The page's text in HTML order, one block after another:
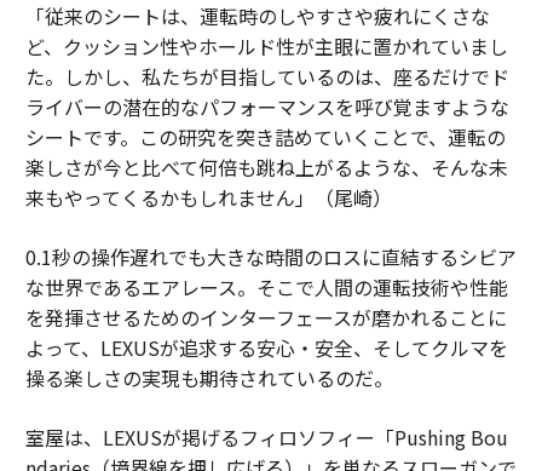
「従来のシートは、運転時のしやすさや疲れにくさな
ど、クッション性やホールド性が主眼に置かれていまし
た。しかし、私たちが目指しているのは、座るだけでド
ライバーの潜在的なパフォーマンスを呼び覚ますような
シートです。この研究を突き詰めていくことで、運転の
楽しさが今と比べて何倍も跳ね上がるような、そんな未
来もやってくるかもしれません」（尾崎）
0.1秒の操作遅れでも大きな時間のロスに直結するシビア
な世界であるエアレース。そこで人間の運転技術や性能
を発揮させるためのインターフェースが磨かれることに
よって、LEXUSが追求する安心・安全、そしてクルマを
操る楽しさの実現も期待されているのだ。
室屋は、LEXUSが掲げるフィロソフィー「Pushing Bou